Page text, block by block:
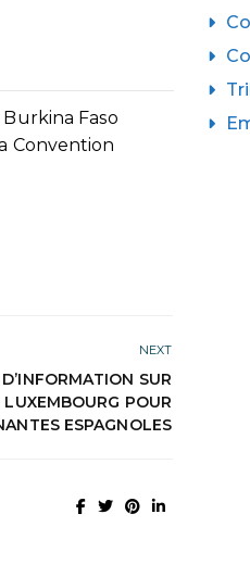
Faso
Convention
NEXT
SUR
POUR
ESPAGNOLES